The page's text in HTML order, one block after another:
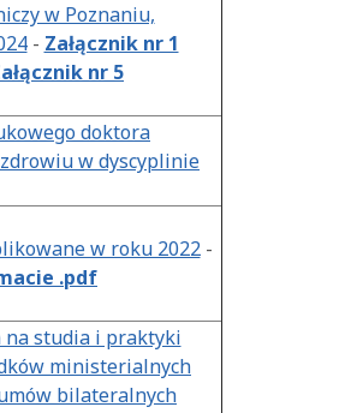
w Poznaniu,
- Załącznik nr 1
nr 5
doktora
w dyscyplinie
w roku 2022-
.pdf
na studia i praktyki
ministerialnych
bilateralnych